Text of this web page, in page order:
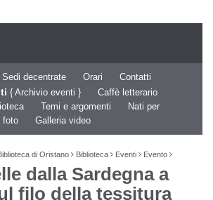
Sedi decentrate Orari
Contatti
Archivio eventi
Caffè letterario
Temi e argomenti
Nati per
foto Galleria video
di Oristano Biblioteca Eventi Evento
dalla Sardegna a
filo della tessitura